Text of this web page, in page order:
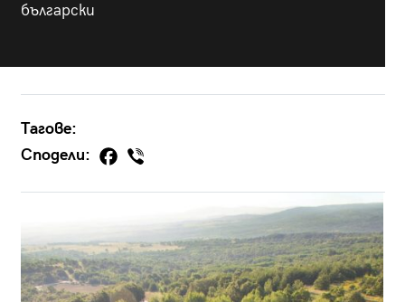
български
Тагове:
Сподели: